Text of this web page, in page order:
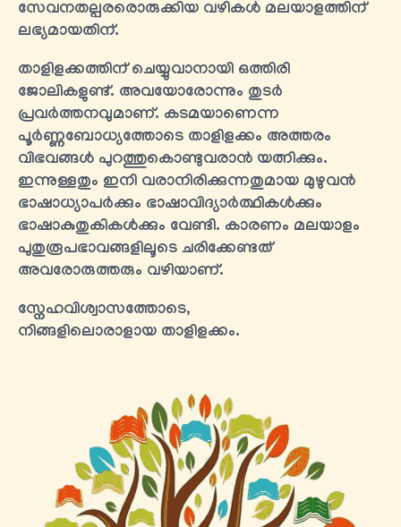
സേവനതല്പരരൊരുക്കിയ വഴികൾ മലയാളത്തിന്
ലഭ്യമായതിന്.
താളിളക്കത്തിന് ചെയ്യുവാനായി ഒത്തിരി
ജോലികളുണ്ട്. അവയോരോന്നും തുടർ
പ്രവർത്തനവുമാണ്. കടമയാണെന്ന
പൂർണ്ണബോധ്യത്തോടെ താളിളക്കം അത്തരം
വിഭവങ്ങൾ പുറത്തുകൊണ്ടുവരാൻ യത്നിക്കും.
ഇന്നുള്ളതും ഇനി വരാനിരിക്കുന്നതുമായ മുഴുവന്‍
ഭാഷാധ്യാപർക്കും ഭാഷാവിദ്യാർത്ഥികള്‍ക്കും
ഭാഷാകുതുകികള്‍ക്കും വേണ്ടി. കാരണം മലയാളം
പുതുരൂപഭാവങ്ങളിലൂടെ ചരിക്കേണ്ടത്
അവരോരുത്തരും വഴിയാണ്.
സ്നേഹവിശ്വാസത്തോടെ,
നിങ്ങളിലൊരാളായ താളിളക്കം.